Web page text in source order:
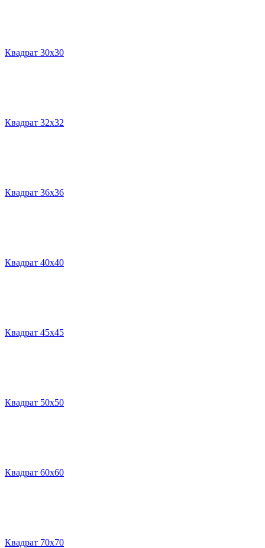
Квадрат 30х30
Квадрат 32х32
Квадрат 36х36
Квадрат 40х40
Квадрат 45х45
Квадрат 50х50
Квадрат 60х60
Квадрат 70х70